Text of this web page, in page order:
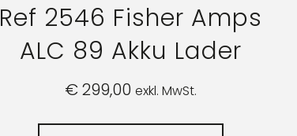
Ref 2546 Fisher Amps
ALC 89 Akku Lader
€299,00 exkl. MwSt.